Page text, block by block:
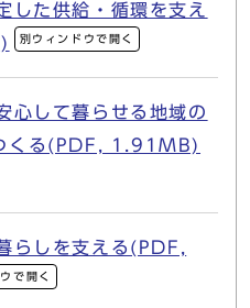
た供給・循環を支え
別ウィンドウで開く
心して暮らせる地域の
くる(PDF, 1.91MB)
らしを支える(PDF,
で開く